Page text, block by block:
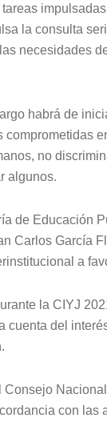
la consulta
necesidades
habrá de
no
algunos.
de Educación
Carlos García
a
la CIYJ
cuenta del
con las